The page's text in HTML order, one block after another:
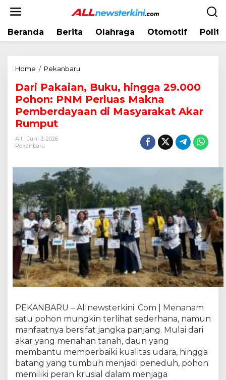
Beranda Berita Olahraga Otomotif
Home / Pekanbaru
r
P
n
,
B
k
u
,
h
g
9
.
0
0
0
P
o
Dari Pakaian, Buku, hingga 29.000
Pohon: PNM Perluas Makna
Pemberdayaan di Masyarakat Akar
Rumput
All
Juni 3, 2026
Pekanbaru
PEKANBARU – Allnewsterkini. Com | Menanam
satu pohon mungkin terlihat sederhana, namun
manfaatnya bersifat jangka panjang. Mulai dari
akar yang menahan tanah, daun yang
membantu memperbaiki kualitas udara, hingga
batang yang tumbuh menjadi peneduh, pohon
memiliki peran krusial dalam menjaga